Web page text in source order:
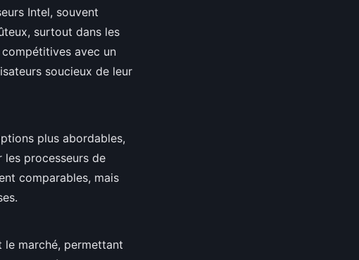
Intel, souvent
surtout dans les
avec un
soucieux de leur
plus abordables,
les processeurs de
comparables, mais
le marché, permettant